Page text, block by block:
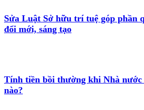
Sửa Luật Sở hữu trí tuệ góp phần
đổi mới, sáng tạo
Tính tiền bồi thường khi Nhà
nào?